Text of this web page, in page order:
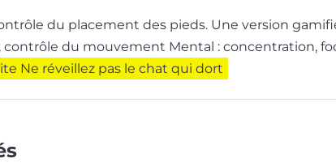
du pla­ce­ment des pieds. Une ver­sion
du mouvement Mental : concen­tra­tion,
Ne réveillez pas le chat qui dort